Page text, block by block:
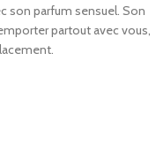
son parfum sensuel. Son
partout avec vous,